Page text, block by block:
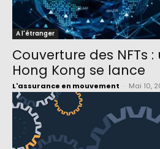
A l'étranger
Couverture des NFTs
Hong Kong se lance
L'assurance en mouvement Mai 10,